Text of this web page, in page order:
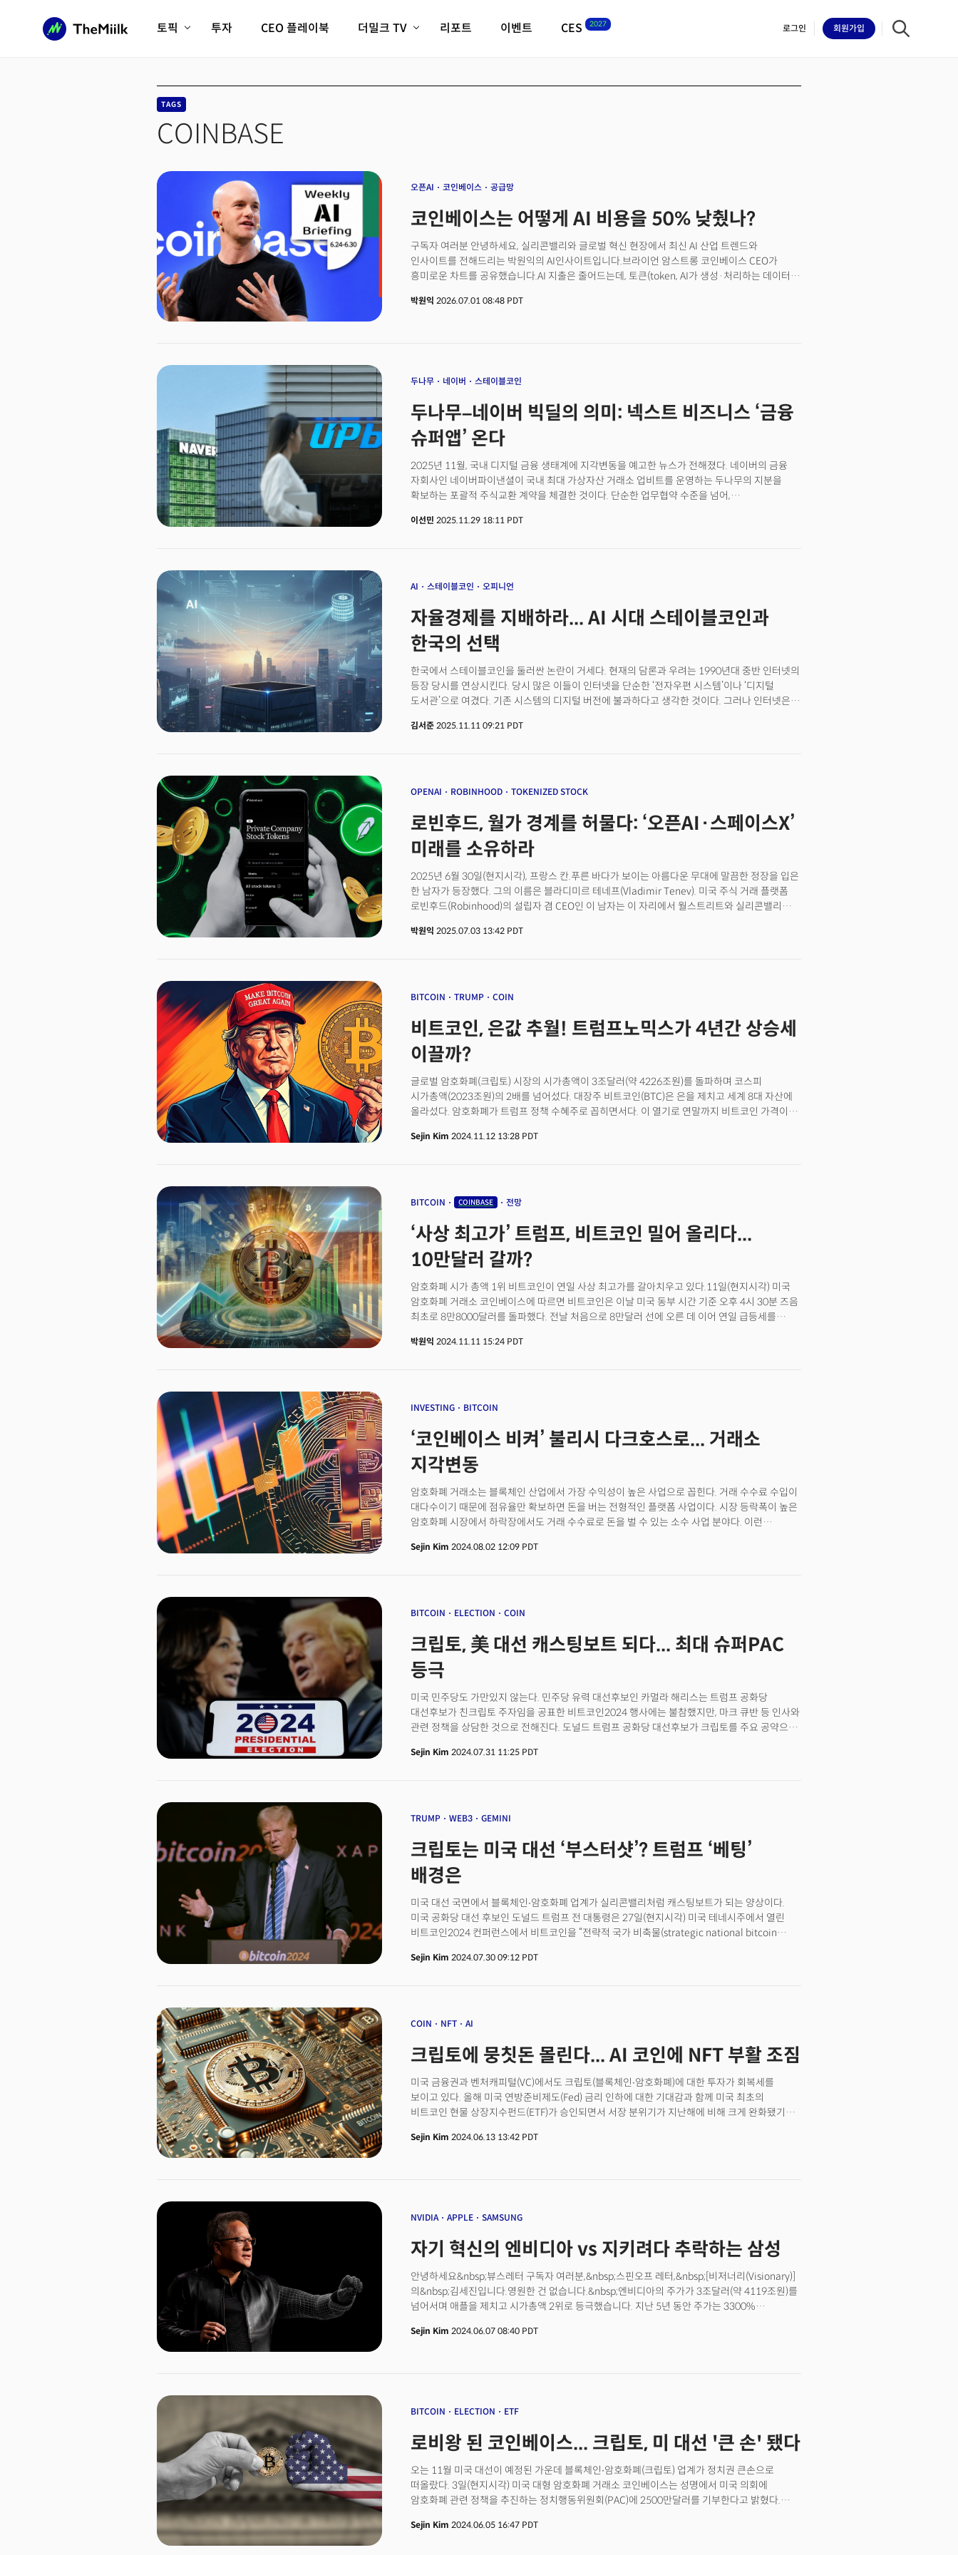
토픽
피지컬AI/로봇
AX비즈니스혁명
디지털자산
미래 교육/직업
전체 기사 보기
투자 CEO 플레이북 더밀크 TV
더밀크 아카데미
리포트 이벤트 CES 2027 로그인 회원가입
TAGS
COINBASE
오픈AI 코인베이스 공급망
코인베이스는 어떻게 AI 비용을 50% 낮췄나?
구독자 여러분 안녕하세요, 실리콘밸리와 글로벌 혁신 현장에서 최신 AI 산업 트렌드와
인사이트를 전해드리는 박원익의 AI인사이트입니다.브라이언 암스트롱 코인베이스 CEO가
흥미로운 차트를 공유했습니다.AI 지출은 줄어드는데, 토큰(token, AI가 생성·처리하는 데이터의
뜻입니다.
박원익 2026.07.01 08:48 PDT
두나무 네이버 스테이블코인
두나무–네이버 빅딜의 의미: 넥스트 비즈니스 ‘금융
슈퍼앱’ 온다
2025년 11월, 국내 디지털 금융 생태계에 지각변동을 예고한 뉴스가 전해졌다. 네이버의 금융
자회사인 네이버파이낸셜이 국내 최대 가상자산 거래소 업비트를 운영하는 두나무의 지분을
확보하는 포괄적 주식교환 계약을 체결한 것이다. 단순한 업무협약 수준을 넘어,
생태계가 한 지붕 아래 통합되는 국내 최초 사례다.이번 거래의 핵심은 단순한 사업 시너지
두나무는 매출의 96%가 거래 수수료에서 나오며 영업이익률이 무려 72%(2025년 3분기 기준)
13.7조 원, 영업이익은 단숨에 3.5조 원 규모로 폭증한다. 이는 일개 핀테크 기업이 시중 은행의
영업이익을 넘볼 수 있는 체급으로 성장함을 의미한다.네이버는 이번 거래를 통해 보유 현금을 단
한 푼도 쓰지 않고도 두나무의 지분을 확보했다. 현금 유출 없이 신주를 발행해 두나무 기존
4.9조 원으로 책정되었다. 기업가치 기준 1:3.06이라는 비율로 산정되나, 실제 발행주식 수
차이를 반영한 주당 교환 비율은 1:2.54(두나무 1주당 네이버파이낸셜 2.54주)로 결정되었다.
거래 완료 후 네이버는 통합 법인의 최대 주주가 되며, 기존 주요 주주들로부터 의결권을
위임받아 사실상 완전한 지배력을 확보한다. 이는 네이버가 미래 성장의 핵심 인프라를 현금 유출
결제망을 우회한 독립적인 디지털 머니 생태계이자, 한국형 스테이블코인의 첫 사례가 될
이선민 2025.11.29 18:11 PDT
AI 스테이블코인 오피니언
자율경제를 지배하라... AI 시대 스테이블코인과
한국의 선택
한국에서 스테이블코인을 둘러싼 논란이 거세다. 현재의 담론과 우려는 1990년대 중반 인터넷의
등장 당시를 연상시킨다. 당시 많은 이들이 인터넷을 단순한 ‘전자우편 시스템’이나 ‘디지털
도서관’으로 여겼다. 기존 시스템의 디지털 버전에 불과하다고 생각한 것이다. 그러나 인터넷은
스테이블코인을 보는 시각도 이와 유사하다. 많은 이들이 이를 ‘디지털 원화’ 정도로 이해한다.
금융의 한계, 기술 표준의 진화, 글로벌 경쟁, 그리고 한국의 전략적 선택을 논의하고자 한다.
김서준 2025.11.11 09:21 PDT
OPENAI ROBINHOOD TOKENIZED STOCK
로빈후드, 월가 경계를 허물다: ‘오픈AI·스페이스X’
미래를 소유하라
2025년 6월 30일(현지시각), 프랑스 칸.푸른 바다가 보이는 아름다운 무대에 말끔한 정장을 입은
한 남자가 등장했다. 그의 이름은 블라디미르 테네프(Vladimir Tenev). 미국 주식 거래 플랫폼
로빈후드(Robinhood)의 설립자 겸 CEO인 이 남자는 이 자리에서 월스트리트와 실리콘밸리를
Token)’라는 제목으로 개최한 행사 기조연설에서 유럽연합(EU) 사용자를 대상으로 미국 주식 및
박원익 2025.07.03 13:42 PDT
BITCOIN TRUMP COIN
비트코인, 은값 추월! 트럼프노믹스가 4년간 상승세
이끌까?
글로벌 암호화폐(크립토) 시장의 시가총액이 3조달러(약 4226조원)를 돌파하며 코스피
시가총액(2023조원)의 2배를 넘어섰다. 대장주 비트코인(BTC)은 은을 제치고 세계 8대 자산에
올라섰다. 암호화폐가 트럼프 정책 수혜주로 꼽히면서다. 이 열기로 연말까지 비트코인 가격이
비율을 낮추는 긴축 기조 대신 신용 창출을 통해 성장을 촉진하는 방식을 선택할 경우다.
Sejin Kim 2024.11.12 13:28 PDT
BITCOIN COINBASE 전망
‘사상 최고가’ 트럼프, 비트코인 밀어 올리다...
10만달러 갈까?
암호화폐 시가 총액 1위 비트코인이 연일 사상 최고가를 갈아치우고 있다.11일(현지시각) 미국
암호화폐 거래소 코인베이스에 따르면 비트코인은 이날 미국 동부 시간 기준 오후 4시 30분 즈음
최초로 8만8000달러를 돌파했다. 전날 처음으로 8만달러 선에 오른 데 이어 연일 급등세를
7만달러에서 거래되던 것과 비교하면 약 일주일 만에 25% 이상 상승했다.
박원익 2024.11.11 15:24 PDT
INVESTING BITCOIN
‘코인베이스 비켜’ 불리시 다크호스로... 거래소
지각변동
암호화폐 거래소는 블록체인 산업에서 가장 수익성이 높은 사업으로 꼽힌다. 거래 수수료 수입이
대다수이기 때문에 점유율만 확보하면 돈을 버는 전형적인 플랫폼 사업이다. 시장 등락폭이 높은
암호화폐 시장에서 하락장에서도 거래 수수료로 돈을 벌 수 있는 소수 사업 분야다. 이런
(Bulish)가 지난 1년 동안 BTC와 ETH 거래량이 지속적으로 상승, 시장 점유율을 높인 끝에
영향으로 기관 투자가가 유입, 비트코인(BTC) 등 대형 암호화폐 거래를 선호하지만, 그렇지 않은
Sejin Kim 2024.08.02 12:09 PDT
BITCOIN ELECTION COIN
크립토, 美 대선 캐스팅보트 되다... 최대 슈퍼PAC
등극
미국 민주당도 가만있지 않는다. 민주당 유력 대선후보인 카멀라 해리스는 트럼프 공화당
대선후보가 친크립토 주자임을 공표한 비트코인2024 행사에는 불참했지만, 마크 큐반 등 인사와
관련 정책을 상담한 것으로 전해진다. 도널드 트럼프 공화당 대선후보가 크립토를 주요 공약으로
인해 현금을 두둑히 쌓은 기업들이 정치권에 로비자금 지출을 확대하고 있다. 크립토 관련
영향력을 과시하면서 이번 대선에서도 주요 의제로 부상했다.👉 로비왕 된 코인베이스... 크립토,
Sejin Kim 2024.07.31 11:25 PDT
TRUMP WEB3 GEMINI
크립토는 미국 대선 ‘부스터샷’? 트럼프 ‘베팅’
배경은
미국 대선 국면에서 블록체인∙암호화폐 업계가 실리콘밸리처럼 캐스팅보트가 되는 양상이다.
미국 공화당 대선 후보인 도널드 트럼프 전 대통령은 27일(현지시각) 미국 테네시주에서 열린
비트코인2024 컨퍼런스에서 비트코인을 “전략적 국가 비축물(strategic national bitcoin
JD밴스도 대표적인 암호화폐 보유자이자 지지자다. 실리콘밸리 억만장자이자 ‘페이팔마피아’
실리콘밸리 결심은?👉 실리콘밸리가 '우클릭'하는 3가지 이유
Sejin Kim 2024.07.30 09:12 PDT
COIN NFT AI
크립토에 뭉칫돈 몰린다... AI 코인에 NFT 부활 조짐
미국 금융권과 벤처캐피털(VC)에서도 크립토(블록체인∙암호화폐)에 대한 투자가 회복세를
보이고 있다. 올해 미국 연방준비제도(Fed) 금리 인하에 대한 기대감과 함께 미국 최초의
비트코인 현물 상장지수펀드(ETF)가 승인되면서 서장 분위기가 지난해에 비해 크게 완화됐기
있다. 특히 부족한 전력, 환각, 데이터 편향 등 AI 산업에서 발생하고 있는 문제를 블록체인 산업의
Sejin Kim 2024.06.13 13:42 PDT
NVIDIA APPLE SAMSUNG
자기 혁신의 엔비디아 vs 지키려다 추락하는 삼성
안녕하세요&nbsp;뷰스레터 구독자 여러분,&nbsp;스핀오프 레터,&nbsp;[비저너리(Visionary)]
의&nbsp;김세진입니다.영원한 건 없습니다.&nbsp;엔비디아의 주가가 3조달러(약 4119조원)를
넘어서며 애플을 제치고 시가총액 2위로 등극했습니다. 지난 5년 동안 주가는 3300%
같이 우리가 알던 익숙한 기업이 아닙니다. 주로 기업에 반도체를 파는 회사죠. 엔비디아는
자기 혁신입니다. 젠슨 황 엔비디아 창업자는 게임용으로 만들었던 GPU가 AI&nbsp;훈련에
AI모델을 비약적으로 고도화시킬 수 있게 한 동력이 됐죠. 오픈AI의 챗GPT가 AI 열풍을 이끈 후
GPU 품귀 현상이 벌어지면서 ‘엔비디아 GPU 파트너십’여부는 AI산업의 성공을 판가름할 요소가
됐습니다.&nbsp;
Sejin Kim 2024.06.07 08:40 PDT
BITCOIN ELECTION ETF
로비왕 된 코인베이스... 크립토, 미 대선 '큰 손' 됐다
오는 11월 미국 대선이 예정된 가운데 블록체인∙암호화폐(크립토) 업계가 정치권 큰손으로
떠올랐다. 3일(현지시각) 미국 대형 암호화폐 거래소 코인베이스는 성명에서 미국 의회에
암호화폐 관련 정책을 추진하는 정치행동위원회(PAC)에 2500만달러를 기부한다고 밝혔다.
자금은 1억6100만달러 규모다. 코인베이스의 추가 기부로 페어셰이크PAC은 미국 정치
Sejin Kim 2024.06.05 16:47 PDT